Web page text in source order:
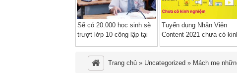
Sẽ có 20.000 học sinh sẽ
trượt lớp 10 công lập tại
Tuyển dụng Nhân Viên
Content 2021 chưa có
Trang chủ » Uncategorized » Mách mẹ